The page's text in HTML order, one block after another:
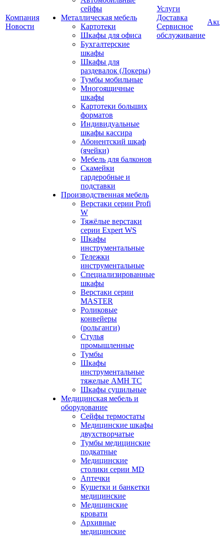
Компания
Новости
сейфы
Металлическая мебель
Картотеки
Шкафы для офиса
Бухгалтерские
шкафы
Шкафы для
раздевалок (Локеры)
Тумбы мобильные
Многоящичные
шкафы
Картотеки больших
форматов
Индивидуальные
шкафы кассира
Абонентский шкаф
(ячейки)
Мебель для балконов
Скамейки
гардеробные и
подставки
Производственная мебель
Верстаки серии Profi
W
Тяжёлые верстаки
серии Expert WS
Шкафы
инструментальные
Тележки
инструментальные
Cпециализированные
шкафы
Верстаки серии
MASTER
Роликовые
конвейеры
(рольганги)
Стулья
промышленные
Тумбы
Шкафы
инструментальные
тяжелые АМН ТС
Шкафы сушильные
Медицинская мебель и
оборудование
Сейфы термостаты
Медицинские шкафы
двухстворчатые
Тумбы медицинские
подкатные
Медицинские
столики серии MD
Аптечки
Кушетки и банкетки
медицинские
Медицинские
кровати
Архивные
медицинские
Услуги
Доставка
Сервисное
обслуживание